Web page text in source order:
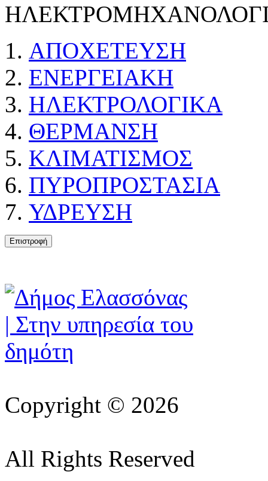
ΑΠΟΧΕΤΕΥΣΗ
ΕΝΕΡΓΕΙΑΚΗ
ΗΛΕΚΤΡΟΛΟΓΙΚΑ
ΘΕΡΜΑΝΣΗ
ΚΛΙΜΑΤΙΣΜΟΣ
ΠΥΡΟΠΡΟΣΤΑΣΙΑ
ΥΔΡΕΥΣΗ
Copyright © 2026
All Rights Reserved